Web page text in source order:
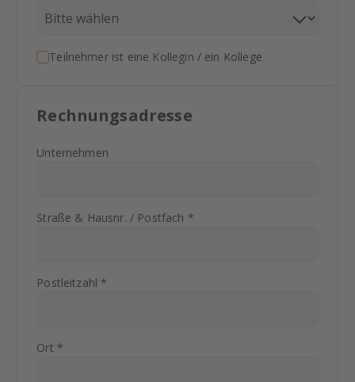
Teilnehmer ist eine Kollegin / ein Kollege
Rechnungsadresse
Unternehmen
Straße & Hausnr. / Postfach *
Postleitzahl *
Ort *